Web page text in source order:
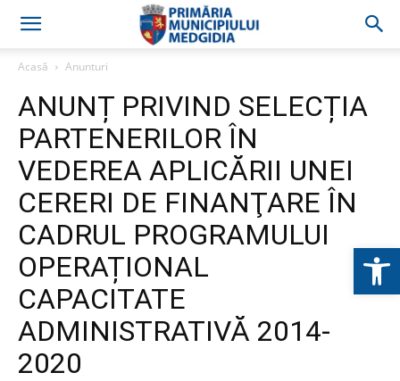
Acasă Anunturi
ANUNȚ PRIVIND SELECȚIA
PARTENERILOR ÎN
VEDEREA APLICĂRII UNEI
CERERI DE FINANŢARE ÎN
CADRUL PROGRAMULUI
OPERAȚIONAL
CAPACITATE
ADMINISTRATIVĂ 2014-
2020